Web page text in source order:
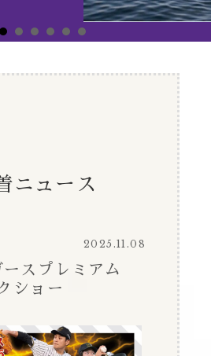
ニュース
2025.11.08
スプレミアム
ショー